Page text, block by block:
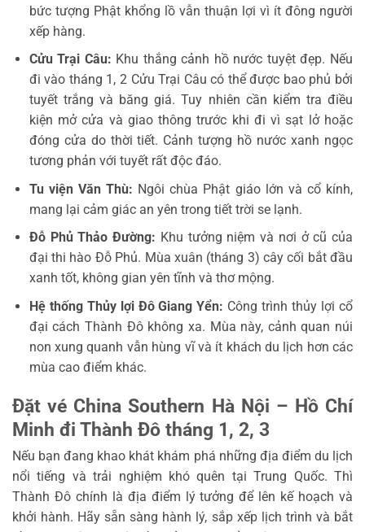
bức tượng Phật khổng lồ vẫn thuận lợi vì ít đông người
xếp hàng.
Cửu Trại Câu: Khu thắng cảnh hồ nước tuyệt đẹp. Nếu
đi vào tháng 1, 2 Cửu Trại Câu có thể được bao phủ bởi
tuyết trắng và băng giá. Tuy nhiên cần kiểm tra điều
kiện mở cửa và giao thông trước khi đi vì sạt lở hoặc
đóng cửa do thời tiết. Cảnh tượng hồ nước xanh ngọc
tương phản với tuyết rất độc đáo.
Tu viện Văn Thù: Ngôi chùa Phật giáo lớn và cổ kính,
mang lại cảm giác an yên trong tiết trời se lạnh.
Đỗ Phủ Thảo Đường: Khu tưởng niệm và nơi ở cũ của
đại thi hào Đỗ Phủ. Mùa xuân (tháng 3) cây cối bắt đầu
xanh tốt, không gian yên tĩnh và thơ mộng.
Hệ thống Thủy lợi Đô Giang Yển: Công trình thủy lợi cổ
đại cách Thành Đô không xa. Mùa này, cảnh quan núi
non xung quanh vẫn hùng vĩ và ít khách du lịch hơn các
mùa cao điểm khác.
Đặt vé China Southern Hà Nội – Hồ Chí
Minh đi Thành Đô tháng 1, 2, 3
Nếu bạn đang khao khát khám phá những địa điểm du lịch
nổi tiếng và trải nghiệm khó quên tại Trung Quốc. Thì
Thành Đô chính là địa điểm lý tưởng để lên kế hoạch và
khởi hành. Hãy sẵn sàng hành lý, sắp xếp lịch trình và bắt